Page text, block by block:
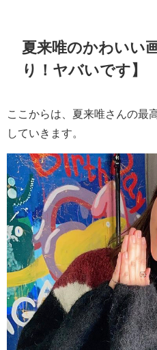
夏来唯のかわいい
り！ヤバいです】
ここからは、夏来唯さんの最
していきます。